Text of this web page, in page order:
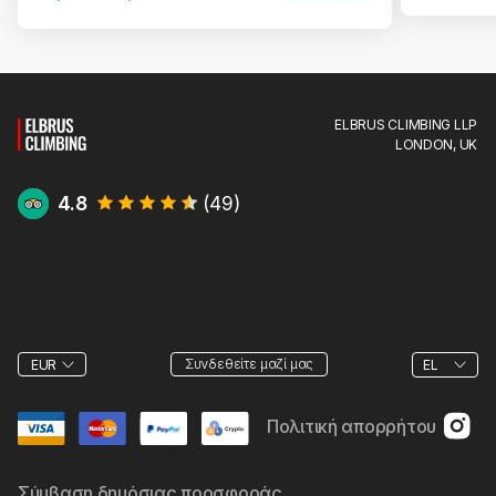
ELBRUS CLIMBING LLP
LONDON, UK
4.8 (49)
EUR EL
Συνδεθείτε μαζί μας
Πολιτική απορρήτου